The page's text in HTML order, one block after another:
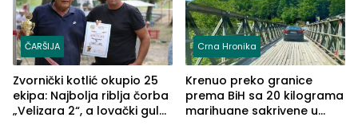
ČARŠIJA
Zvornički kotlić okupio 25
ekipa: Najbolja riblja čorba
„Velizara 2“, a lovački gulaš
Crna Hronika
Krenuo preko granice
prema BiH sa 20 kilograma
marihuane sakrivene u